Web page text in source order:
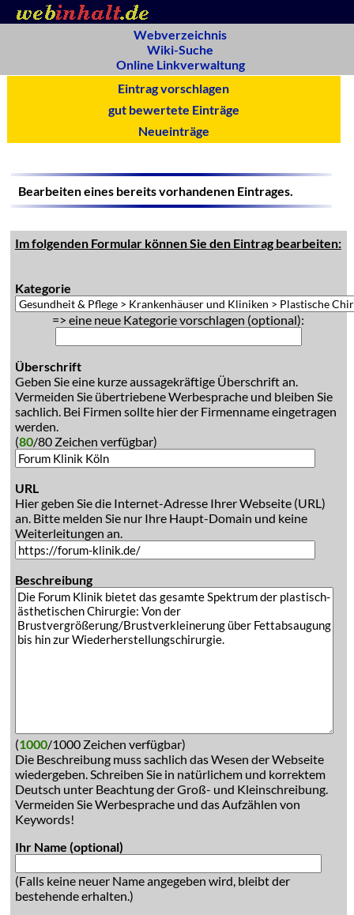
Webverzeichnis
Wiki-Suche
Online Linkverwaltung
Eintrag vorschlagen
gut bewertete Einträge
Neueinträge
Bearbeiten eines bereits vorhandenen Eintrages.
Im folgenden Formular können Sie den Eintrag bearbeiten:
Kategorie
=> eine neue Kategorie vorschlagen (optional):
Überschrift
Geben Sie eine kurze aussagekräftige Überschrift an.
Vermeiden Sie übertriebene Werbesprache und bleiben Sie
sachlich. Bei Firmen sollte hier der Firmenname eingetragen
werden.
(80/80 Zeichen verfügbar)
URL
Hier geben Sie die Internet-Adresse Ihrer Webseite (URL)
an. Bitte melden Sie nur Ihre Haupt-Domain und keine
Weiterleitungen an.
Beschreibung
(1000/1000 Zeichen verfügbar)
Die Beschreibung muss sachlich das Wesen der Webseite
wiedergeben. Schreiben Sie in natürlichem und korrektem
Deutsch unter Beachtung der Groß- und Kleinschreibung.
Vermeiden Sie Werbesprache und das Aufzählen von
Keywords!
Ihr Name (optional)
(Falls keine neuer Name angegeben wird, bleibt der
bestehende erhalten.)